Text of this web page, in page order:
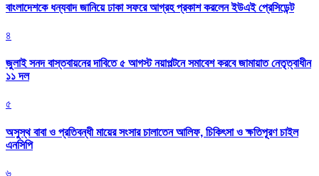
বাংলাদেশকে ধন্যবাদ জানিয়ে ঢাকা সফরে আগ্রহ প্রকাশ করলেন ইউএই প্রেসিডেন্ট
৪
জুলাই সনদ বাস্তবায়নের দাবিতে ৫ আগস্ট নয়াপল্টনে সমাবেশ করবে জামায়াত নেতৃত্বাধীন
১১ দল
৫
অসুস্থ বাবা ও প্রতিবন্ধী মায়ের সংসার চালাতেন আলিফ, চিকিৎসা ও ক্ষতিপূরণ চাইল
এনসিপি
৬